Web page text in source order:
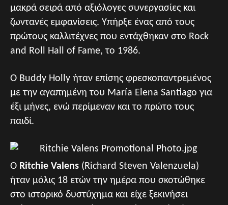
μακρά σειρά από αξιόλογες συνεργασίες και
ζωντανές εμφανίσεις. Υπήρξε ένας από τους
πρώτους καλλιτέχνες που εντάχθηκαν στο Rock
and Roll Hall of Fame, το 1986.
Ο Buddy Holly ήταν επίσης φρεσκοπαντρεμένος
με την αγαπημένη του María Elena Santiago για
έξι μήνες, ενώ περίμεναν και το πρώτο τους
παιδί.
Ο Ritchie Valens (Richard Steven Valenzuela)
ήταν μόλις 18 ετών την ημέρα που σκοτώθηκε
στο ιστορικό δυστύχημα και είχε ξεκινήσει